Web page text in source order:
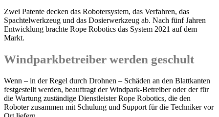
Zwei Patente decken das Robotersystem, das Verfahren, das
Spachtelwerkzeug und das Dosierwerkzeug ab. Nach fünf Jahren
Entwicklung brachte Rope Robotics das System 2021 auf dem
Markt.
Windparkbetreiber werden geschult
Wenn – in der Regel durch Drohnen – Schäden an den Blattkanten
festgestellt werden, beauftragt der Windpark-Betreiber oder der für
die Wartung zuständige Dienstleister Rope Robotics, die den
Roboter zusammen mit Schulung und Support für die Techniker vor